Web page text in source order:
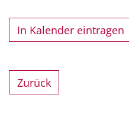
In Kalender eintragen
Zurück